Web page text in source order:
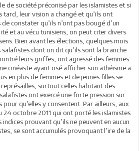
de société préconisé par les islamistes et si
leur vision a changé et qu’ils ont
constater qu’ils n’ont pas bougé d’un
et au vécu tunisiens, on peut citer divers
Bien avant les élections, quelques mois
dont on dit qu’ils sont la branche
leurs griffes, ont agressé des femmes
cinéaste ayant osé afficher son athéisme a
en plus de femmes et de jeunes filles se
surtout celles habitant des
ont exercé une forte pression sur
qu’elles y consentent. Par ailleurs, aux
24 octobre 2011 qui ont porté les islamistes
prouvant qu’ils ne peuvent en aucun
se sont accumulés provoquant l’ire de la